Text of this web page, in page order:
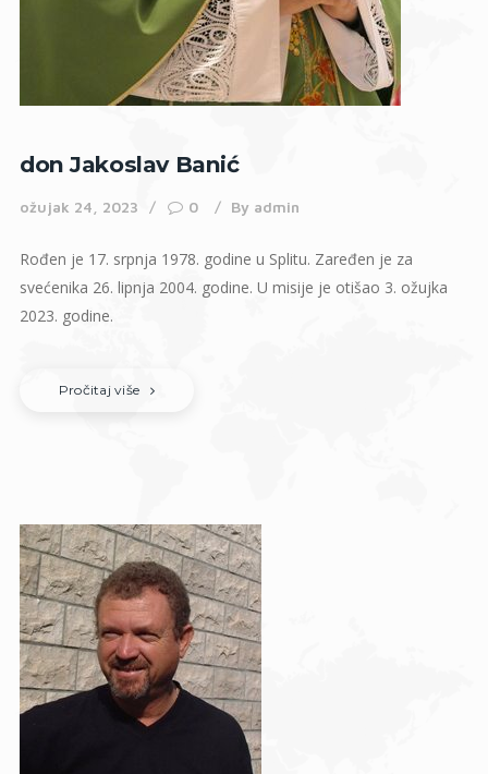
don Jakoslav Banić
ožujak 24, 2023 0 By admin
Rođen je 17. srpnja 1978. godine u Splitu. Zaređen je za
svećenika 26. lipnja 2004. godine. U misije je otišao 3. ožujka
2023. godine.
Pročitaj više